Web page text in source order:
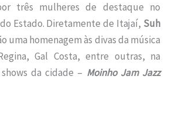
três mulheres de destaque no
Estado. Diretamente de Itajaí, Suh
uma homenagem às divas da música
Gal Costa, entre outras, na
da cidade – Moinho Jam Jazz